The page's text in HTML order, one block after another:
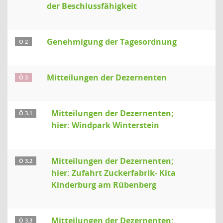
der Beschlussfähigkeit
Ö 2 Genehmigung der Tagesordnung
Ö 3 Mitteilungen der Dezernenten
Ö 3.1
Mitteilungen der Dezernenten;
hier: Windpark Winterstein
Ö 3.2
Mitteilungen der Dezernenten;
hier: Zufahrt Zuckerfabrik- Kita
Kinderburg am Rübenberg
Ö 3.3
Mitteilungen der Dezernenten;